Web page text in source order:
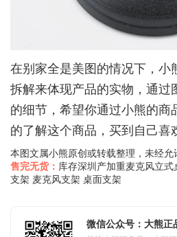
在别家全是美图的情况下，小
拆解来体现产品的实物，通过
的细节，希望你通过小熊的商
的了解这个商品，买到自己喜
本图文属小熊原创或转载整理，未经
售完无货： 库存深圳产加重麦克风立
支架 麦克风支架 桌面支架
微信公众号：大熊正